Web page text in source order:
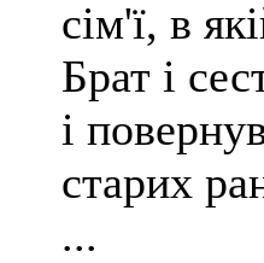
сім'ї, в
Брат і
і
старих
...